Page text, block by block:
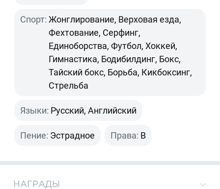
Спорт: Жонглирование, Верховая езда,
Фехтование, Серфинг,
Единоборства, Футбол, Хоккей,
Гимнастика, Бодибилдинг, Бокс,
Тайский бокс, Борьба, Кикбоксинг,
Стрельба
Языки: Русский, Английский
Пение: Эстрадное Права: B
НАГРАДЫ